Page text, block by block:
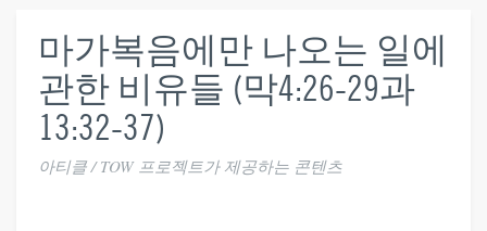
마가복음에만 나오는 일에
관한 비유들 (막4:26-29과
13:32-37)
아티클 / TOW 프로젝트가 제공하는 콘텐츠